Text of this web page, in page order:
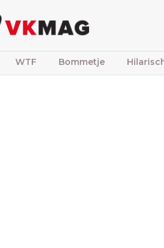
WTF Bommetje